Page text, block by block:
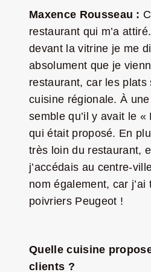
Maxence Rousseau :
restaurant qui m’a
devant la vitrine je me
absolument que je
restaurant, car les
cuisine régionale. À
semble qu’il y avait le «
qui était proposé. En
très loin du restaurant,
j’accédais au centre-
nom également, car
poivriers Peugeot !
Quelle cuisine
clients ?